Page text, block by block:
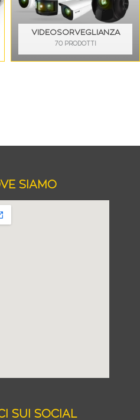
VIDEOSORVEGLIANZA
70 PRODOTTI
SIAMO
SUI SOCIAL